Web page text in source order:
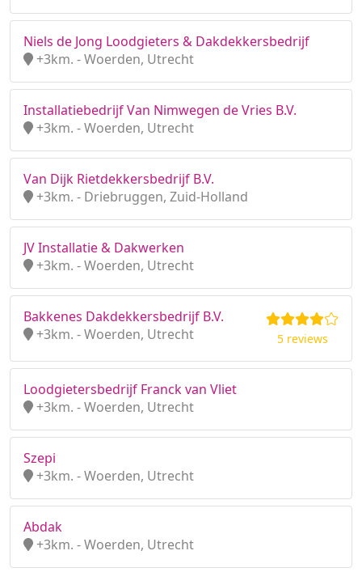
Niels de Jong Loodgieters & Dakdekkersbedrijf
+3km. - Woerden, Utrecht
Installatiebedrijf Van Nimwegen de Vries B.V.
+3km. - Woerden, Utrecht
Van Dijk Rietdekkersbedrijf B.V.
+3km. - Driebruggen, Zuid-Holland
JV Installatie & Dakwerken
+3km. - Woerden, Utrecht
Bakkenes Dakdekkersbedrijf B.V.
+3km. - Woerden, Utrecht
5 reviews
Loodgietersbedrijf Franck van Vliet
+3km. - Woerden, Utrecht
Szepi
+3km. - Woerden, Utrecht
Abdak
+3km. - Woerden, Utrecht